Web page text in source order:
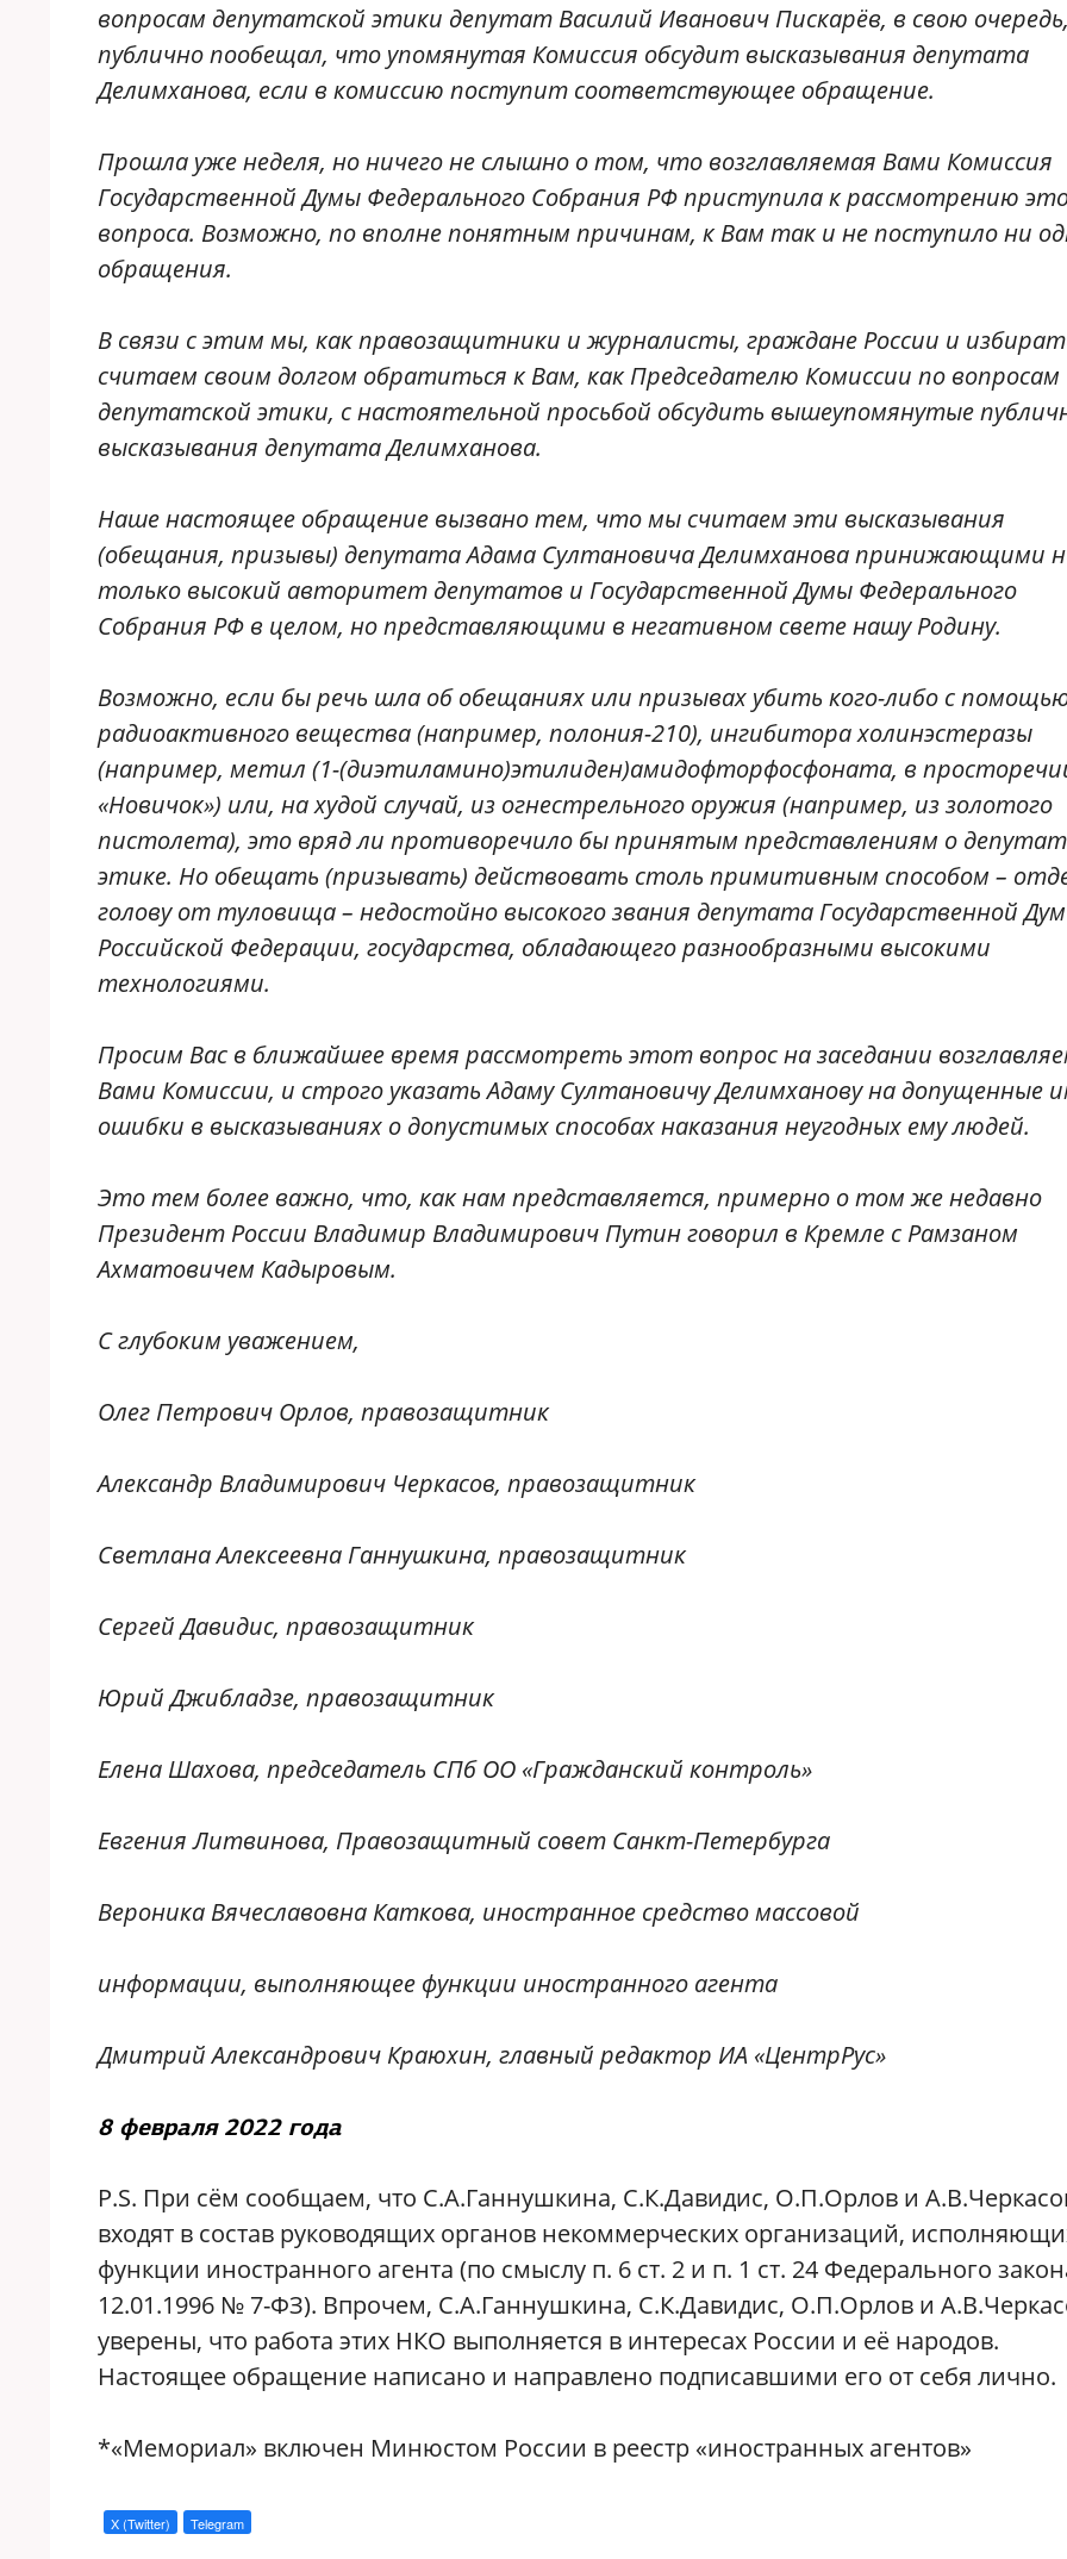
вопросам депутатской этики депутат Василий Иванович Пискарёв, в свою
публично пообещал, что упомянутая Комиссия обсудит высказывания депутата
Делимханова, если в комиссию поступит соответствующее обращение.
Прошла уже неделя, но ничего не слышно о том, что возглавляемая Вами Комиссия
Государственной Думы Федерального Собрания РФ приступила к рассмотрению
вопроса. Возможно, по вполне понятным причинам, к Вам так и не поступило ни
обращения.
В связи с этим мы, как правозащитники и журналисты, граждане России и
считаем своим долгом обратиться к Вам, как Председателю Комиссии по вопросам
депутатской этики, с настоятельной просьбой обсудить вышеупомянутые
высказывания депутата Делимханова.
Наше настоящее обращение вызвано тем, что мы считаем эти высказывания
(обещания, призывы) депутата Адама Султановича Делимханова принижающими
только высокий авторитет депутатов и Государственной Думы Федерального
Собрания РФ в целом, но представляющими в негативном свете нашу Родину.
Возможно, если бы речь шла об обещаниях или призывах убить кого-либо с
радиоактивного вещества (например, полония-210), ингибитора холинэстеразы
(например, метил (1-(диэтиламино)этилиден)амидофторфосфоната, в
«Новичок») или, на худой случай, из огнестрельного оружия (например, из золотого
пистолета), это вряд ли противоречило бы принятым представлениям о
этике. Но обещать (призывать) действовать столь примитивным способом –
голову от туловища – недостойно высокого звания депутата Государственной
Российской Федерации, государства, обладающего разнообразными высокими
технологиями.
Просим Вас в ближайшее время рассмотреть этот вопрос на заседании
Вами Комиссии, и строго указать Адаму Султановичу Делимханову на допущенные
ошибки в высказываниях о допустимых способах наказания неугодных ему людей.
Это тем более важно, что, как нам представляется, примерно о том же недавно
Президент России Владимир Владимирович Путин говорил в Кремле с Рамзаном
Ахматовичем Кадыровым.
С глубоким уважением,
Олег Петрович Орлов, правозащитник
Александр Владимирович Черкасов, правозащитник
Светлана Алексеевна Ганнушкина, правозащитник
Сергей Давидис, правозащитник
Юрий Джибладзе, правозащитник
Елена Шахова, председатель СПб ОО «Гражданский контроль»
Евгения Литвинова, Правозащитный совет Санкт-Петербурга
Вероника Вячеславовна Каткова, иностранное средство массовой
информации, выполняющее функции иностранного агента
Дмитрий Александрович Краюхин, главный редактор ИА «ЦентрРус»
8 февраля 2022 года
P.S. При сём сообщаем, что С.А.Ганнушкина, С.К.Давидис, О.П.Орлов и
входят в состав руководящих органов некоммерческих организаций,
функции иностранного агента (по смыслу п. 6 ст. 2 и п. 1 ст. 24 Федерального
12.01.1996 № 7-ФЗ). Впрочем, С.А.Ганнушкина, С.К.Давидис, О.П.Орлов и
уверены, что работа этих НКО выполняется в интересах России и её народов.
Настоящее обращение написано и направлено подписавшими его от себя лично.
*«Мемориал» включен Минюстом России в реестр «иностранных агентов»
X (Twitter) Telegram